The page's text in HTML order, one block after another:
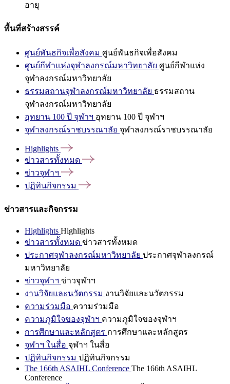
อายุ
พื้นที่สร้างสรรค์
ศูนย์พันธกิจเพื่อสังคม ศูนย์พันธกิจเพื่อสังคม
ศูนย์กีฬาแห่งจุฬาลงกรณ์มหาวิทยาลัย ศูนย์กีฬาแห่ง
จุฬาลงกรณ์มหาวิทยาลัย
ธรรมสถานจุฬาลงกรณ์มหาวิทยาลัย ธรรมสถาน
จุฬาลงกรณ์มหาวิทยาลัย
อุทยาน 100 ปี จุฬาฯ อุทยาน 100 ปี จุฬาฯ
จุฬาลงกรณ์ราชบรรณาลัย จุฬาลงกรณ์ราชบรรณาลัย
Highlights
ข่าวสารทั้งหมด
ข่าวจุฬาฯ
ปฏิทินกิจกรรม
ข่าวสารและกิจกรรม
Highlights Highlights
ข่าวสารทั้งหมด ข่าวสารทั้งหมด
ประกาศจุฬาลงกรณ์มหาวิทยาลัย ประกาศจุฬาลงกรณ์
มหาวิทยาลัย
ข่าวจุฬาฯ ข่าวจุฬาฯ
งานวิจัยและนวัตกรรม งานวิจัยและนวัตกรรม
ความร่วมมือ ความร่วมมือ
ความภูมิใจของจุฬาฯ ความภูมิใจของจุฬาฯ
การศึกษาและหลักสูตร การศึกษาและหลักสูตร
จุฬาฯ ในสื่อ จุฬาฯ ในสื่อ
ปฏิทินกิจกรรม ปฏิทินกิจกรรม
The 166th ASAIHL Conference The 166th ASAIHL
Conference